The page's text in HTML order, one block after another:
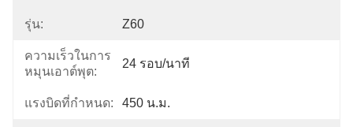
รุ่น: Z60
ความเร็วในการ
หมุนเอาต์พุต:
24 รอบ/นาที
แรงบิดที่กำหนด: 450 น.ม.